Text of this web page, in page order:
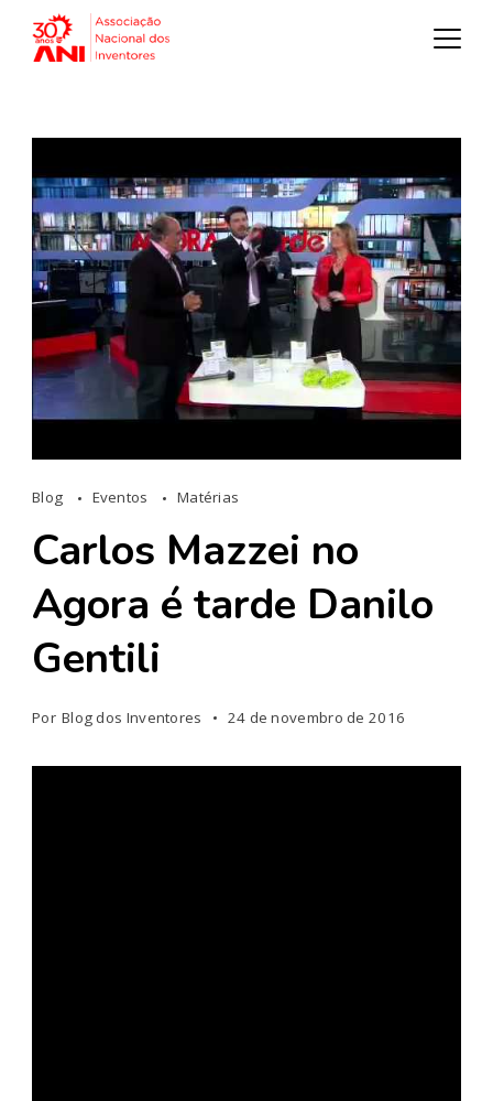
Blog Eventos Matérias
Carlos Mazzei no
Agora é tarde Danilo
Gentili
Por Blog dos Inventores 24 de novembro de 2016